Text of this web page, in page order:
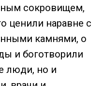
сокровищем,
ценили наравне с
камнями, о
и боготворили
люди, но и